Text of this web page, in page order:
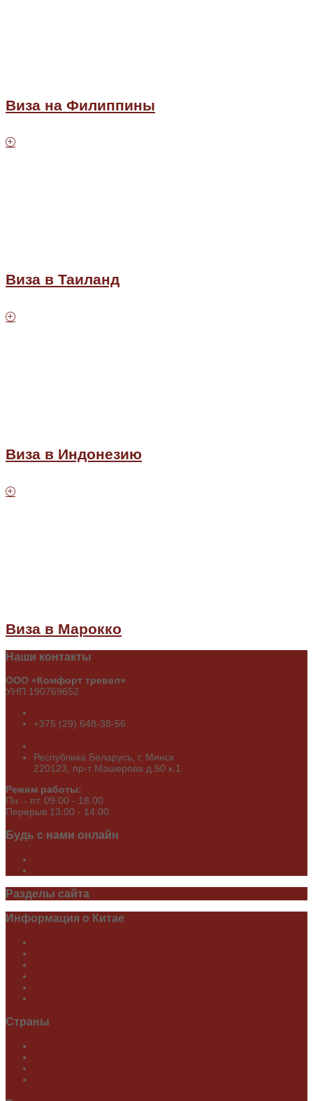
Виза на Филиппины
Виза в Таиланд
Виза в Индонезию
Виза в Марокко
Наши контакты
ООО «Комфорт тревел»
УНП 190769652
+375 (29) 648-38-56
Республика Беларусь, г. Минск
220123, пр-т Машерова д.50 к.1
Режим работы:
Пн. - пт. 09.00 - 18.00
Перерыв 13.00 - 14.00
Будь с нами онлайн
Разделы сайта
Информация о Китае
Страны